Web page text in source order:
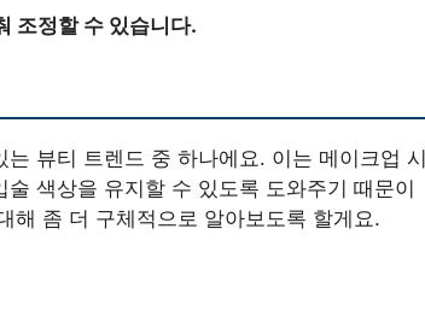
조정할 수 있습니다.
뷰티 트렌드 중 하나에요. 이는 메이크업 시
색상을 유지할 수 있도록 도와주기 때문이
해 좀 더 구체적으로 알아보도록 할게요.